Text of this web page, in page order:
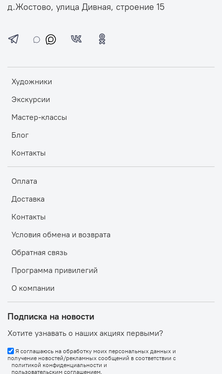
Художники
Экскурсии
Мастер-классы
Блог
Контакты
Оплата
Доставка
Контакты
Условия обмена и возврата
Обратная связь
Программа привилегий
О компании
Подписка на новости
Хотите узнавать о наших акциях первыми?
Я соглашаюсь на обработку моих персональных данных и
получение новостей/рекламных сообщений в соответствии с
политикой конфиденциальности и
пользовательским соглашением.
д.Жостово, улица Дивная, строение 15